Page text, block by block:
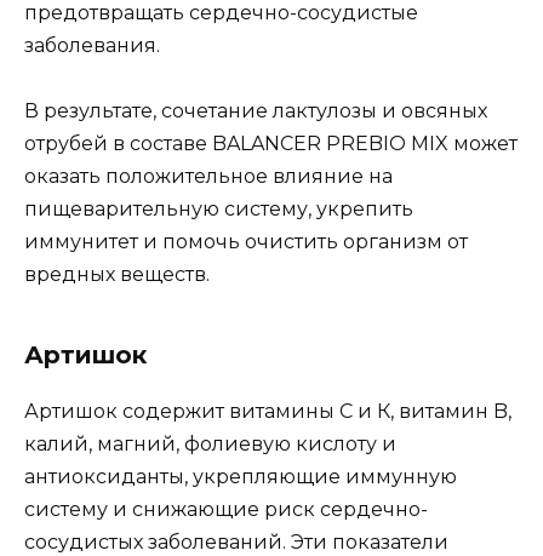
предотвращать сердечно-сосудистые
заболевания.
В результате, сочетание лактулозы и овсяных
отрубей в составе BALANCER PREBIO MIX может
оказать положительное влияние на
пищеварительную систему, укрепить
иммунитет и помочь очистить организм от
вредных веществ.
Артишок
Артишок содержит витамины С и К, витамин B,
калий, магний, фолиевую кислоту и
антиоксиданты, укрепляющие иммунную
систему и снижающие риск сердечно-
сосудистых заболеваний. Эти показатели